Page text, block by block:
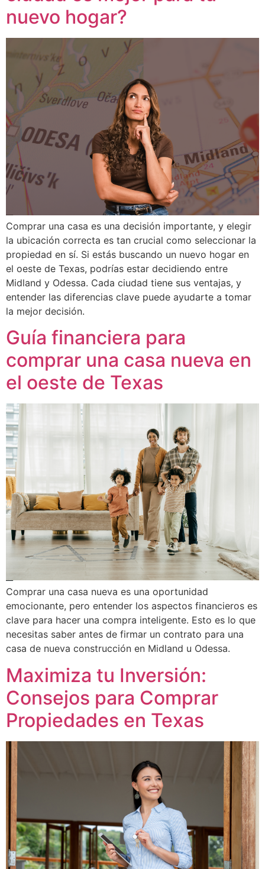
nuevo hogar?
Comprar una casa es una decisión importante, y elegir
la ubicación correcta es tan crucial como seleccionar la
propiedad en sí. Si estás buscando un nuevo hogar en
el oeste de Texas, podrías estar decidiendo entre
Midland y Odessa. Cada ciudad tiene sus ventajas, y
entender las diferencias clave puede ayudarte a tomar
la mejor decisión.
Guía financiera para
comprar una casa nueva en
el oeste de Texas
Comprar una casa nueva es una oportunidad
emocionante, pero entender los aspectos financieros es
clave para hacer una compra inteligente. Esto es lo que
necesitas saber antes de firmar un contrato para una
casa de nueva construcción en Midland u Odessa.
Maximiza tu Inversión:
Consejos para Comprar
Propiedades en Texas